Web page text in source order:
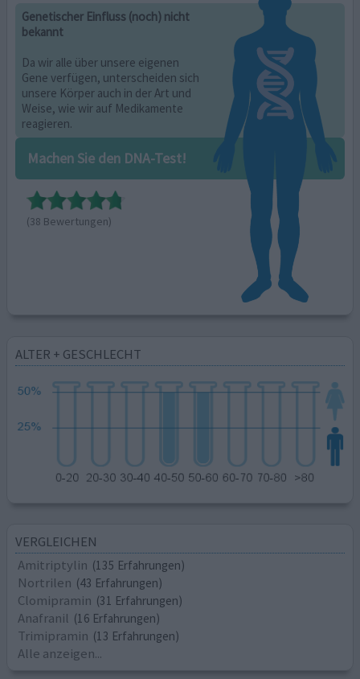
Genetischer Einfluss (noch) nicht
bekannt
Da wir alle über unsere eigenen
Gene verfügen, unterscheiden sich
unsere Körper auch in der Art und
Weise, wie wir auf Medikamente
reagieren.
Machen Sie den DNA-Test!
(38 Bewertungen)
ALTER + GESCHLECHT
VERGLEICHEN
Amitriptylin (135 Erfahrungen)
Nortrilen (43 Erfahrungen)
Clomipramin (31 Erfahrungen)
Anafranil (16 Erfahrungen)
Trimipramin (13 Erfahrungen)
Alle anzeigen...